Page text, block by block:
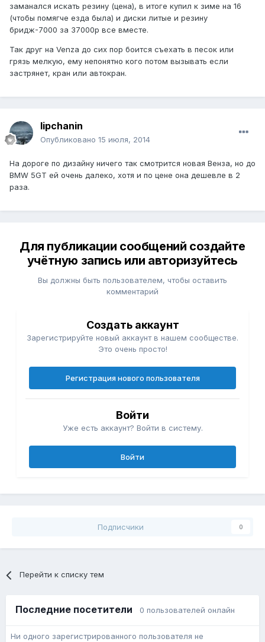
заманался искать резину (цена), в итоге купил к зиме на 16
(чтобы помягче езда была) и диски литые и резину
бридж-7000 за 37000р все вместе.
Так друг на Venza до сих пор боится съехать в песок или
грязь мелкую, ему непонятно кого потом вызывать если
застрянет, кран или автокран.
lipchanin
Опубликовано 15 июля, 2014
На дороге по дизайну ничего так смотрится новая Венза, но до
BMW 5GT ей очень далеко, хотя и по цене она дешевле в 2
раза.
Для публикации сообщений создайте
учётную запись или авторизуйтесь
Вы должны быть пользователем, чтобы оставить
комментарий
Создать аккаунт
Зарегистрируйте новый аккаунт в нашем сообществе.
Это очень просто!
Регистрация нового пользователя
Войти
Уже есть аккаунт? Войти в систему.
Войти
Подписчики 0
Перейти к списку тем
Последние посетители 0 пользователей онлайн
Ни одного зарегистрированного пользователя не